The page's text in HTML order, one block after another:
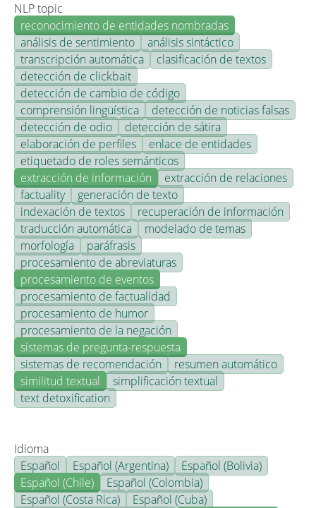
NLP topic
reconocimiento de entidades nombradas
análisis de sentimiento
análisis sintáctico
transcripción automática
clasificación de textos
detección de clickbait
detección de cambio de código
comprensión lingüística
detección de noticias falsas
detección de odio
detección de sátira
elaboración de perfiles
enlace de entidades
etiquetado de roles semánticos
extracción de información
extracción de relaciones
factuality
generación de texto
indexación de textos
recuperación de información
traducción automática
modelado de temas
morfología
paráfrasis
procesamiento de abreviaturas
procesamiento de eventos
procesamiento de factualidad
procesamiento de humor
procesamiento de la negación
sistemas de pregunta-respuesta
sistemas de recomendación
resumen automático
similitud textual
simplificación textual
text detoxification
Idioma
Español
Español (Argentina)
Español (Bolivia)
Español (Chile)
Español (Colombia)
Español (Costa Rica)
Español (Cuba)